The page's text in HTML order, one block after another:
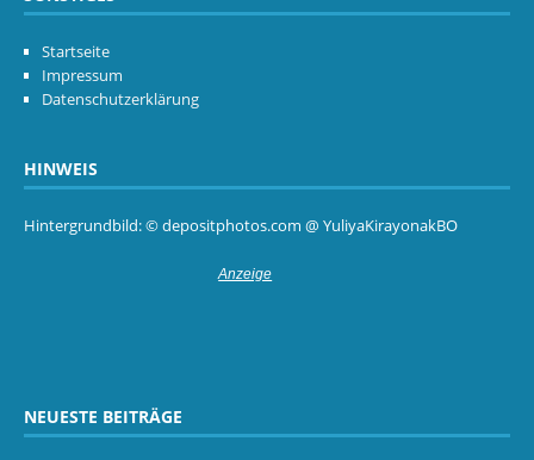
Startseite
Impressum
Datenschutzerklärung
HINWEIS
Hintergrundbild: © depositphotos.com @ YuliyaKirayonakBO
NEUESTE BEITRÄGE